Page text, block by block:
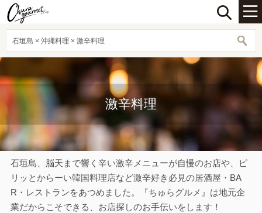
石垣島 × 沖縄料理 × 激辛料理
激辛料理
石垣島、脳天まで響く辛い激辛メニューが自慢のお店や、ピ
リッとからーい韓国料理店など激辛好き必見の居酒屋・BA
R・レストランをあつめました。『ちゅらグルメ』は地元企
業だからこそできる、お店探しのお手伝いをします！